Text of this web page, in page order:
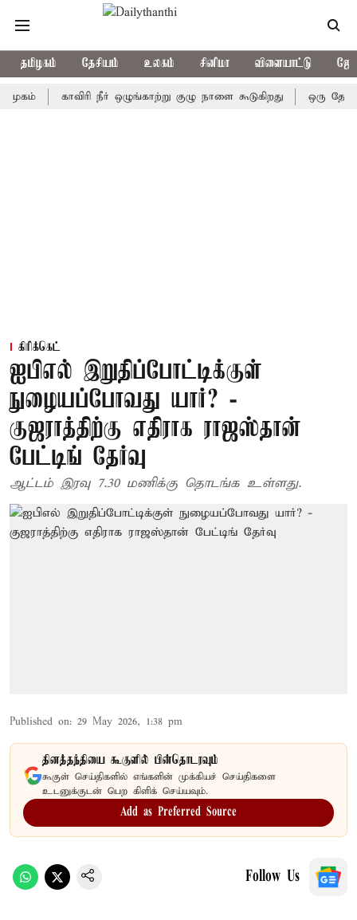
தமிழகம் தேசியம் உலகம் சினிமா விளையாட்டு
காவிரி நீர் ஒழுங்காற்று குழு நாளை கூடுகிறது ஒரு
கிரிக்கெட்
ஐபிஎல் இறுதிப்போட்டிக்குள்
நுழையப்போவது யார்? -
குஜராத்திற்கு எதிராக ராஜஸ்தான்
பேட்டிங் தேர்வு
ஆட்டம் இரவு 7.30 மணிக்கு தொடங்க உள்ளது.
Published on: 29 May 2026, 1:38 pm
தினத்தந்தியை கூகுளில் பின்தொடரவும்
கூகுள் செய்திகளில் எங்களின் முக்கியச் செய்திகளை
உடனுக்குடன் பெற கிளிக் செய்யவும்.
Add as Preferred Source
Follow Us